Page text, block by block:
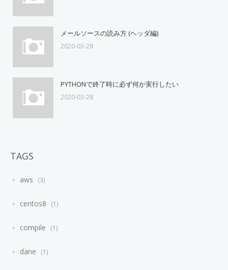
メールソースの読み方 (ヘッダ編)
2020-03-28
PYTHONで終了時に必ず何か実行したい
2020-03-28
TAGS
aws 3
centos8 1
compile 1
dane 1